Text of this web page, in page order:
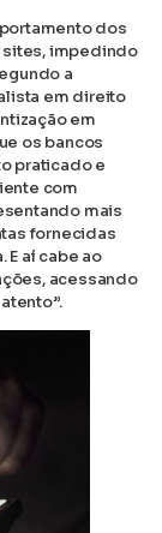
dos
sites, impedindo
a
em direito
em
os bancos
praticado e
com
mais
fornecidas
aí cabe ao
acessando